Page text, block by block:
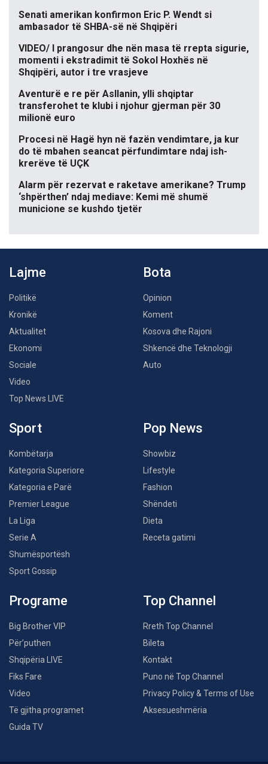
Senati amerikan konfirmon Eric P. Wendt si
ambasador të SHBA-së në Shqipëri
VIDEO/ I prangosur dhe nën masa të rrepta sigurie,
momenti i ekstradimit të Sokol Hoxhës në
Shqipëri, autor i tre vrasjeve
Aventurë e re për Asllanin, ylli shqiptar
transferohet te klubi i njohur gjerman për 30
milionë euro
Procesi në Hagë hyn në fazën vendimtare, ja kur
do të mbahen seancat përfundimtare ndaj ish-
krerëve të UÇK
Alarm për rezervat e raketave amerikane? Trump
‘shpërthen’ ndaj mediave: Kemi më shumë
municione se kushdo tjetër
Lajme
Politikë
Kronikë
Aktualitet
Ekonomi
Sociale
Video
Top News LIVE
Bota
Opinion
Koment
Kosova dhe Rajoni
Shkencë dhe Teknologji
Auto
Sport
Kombëtarja
Kategoria Superiore
Kategoria e Parë
Premier League
La Liga
Serie A
Shumësportësh
Sport Gossip
Pop News
Showbiz
Lifestyle
Fashion
Shëndeti
Dieta
Receta gatimi
Programe
Big Brother VIP
Për’puthen
Shqipëria LIVE
Fiks Fare
Video
Të gjitha programet
Guida TV
Top Channel
Rreth Top Channel
Bileta
Kontakt
Puno në Top Channel
Privacy Policy & Terms of Use
Aksesueshmëria